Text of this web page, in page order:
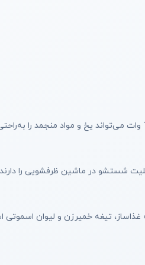
شستشو در ماشین ظرفشویی را